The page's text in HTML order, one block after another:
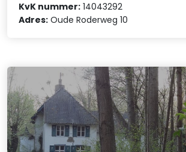
KvK nummer: 14043292
Adres: Oude Roderweg 10